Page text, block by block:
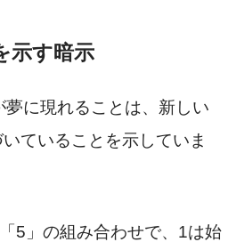
示す暗示
夢に現れることは、新しい
ていることを示していま
5」の組み合わせで、1は始